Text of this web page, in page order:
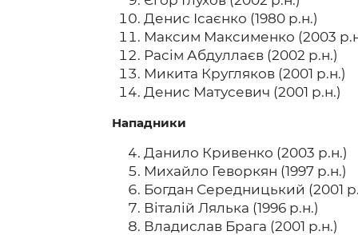
Денис Ісаєнко (1980 р.н.)
Максим Максименко (2003
Расім Абдуллаєв (2002 р.н.)
Микита Кругляков (2001 р.н.)
Денис Матусевич (2001 р.н.)
Нападники
Данило Кривенко (2003 р.н.)
Михайло Геворкян (1997 р.н.)
Богдан Середницький (2001
Віталій Лялька (1996 р.н.)
Владислав Брага (2001 р.н.)